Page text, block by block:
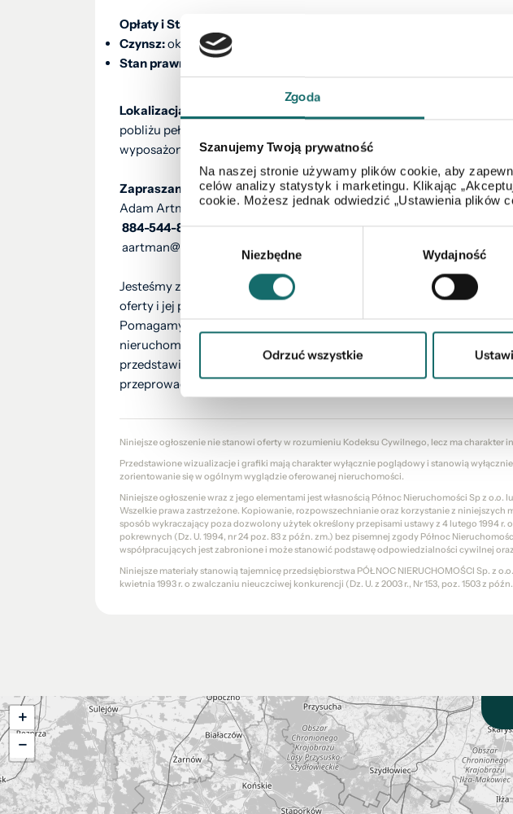
Zgoda
Szanujemy Twoją prywatność
Na naszej stronie używamy plików cookie, aby
celów analizy statystyk i marketingu. Klikając
cookie. Możesz jednak odwiedzić „Ustawienia plików
Wybór
Niezbędne Wydajność
Odrzuć wszystkie
Opłaty i Stan Prawny:
Czynsz:ok. 740 zł ( przy 3 osobach ) (w tym: woda, ogrzewanie,
Stan prawny:
Współwłasność z założoną Księgą Wieczystą –
Lokalizacja:
pobliżu pełna infrastruktura: sklepy, szkoły, przedszkola oraz dużo
wyposażony w domofon .
Zapraszam do kontaktu telefonicznego oraz na prezentację.
Adam Artman – Północ Nieruchomości, Oddział Mielec
884-544-868
aartman@polnoc.pl
Jesteśmy z Państwem na każdym etapie procesu zakupu
oferty i jej prezentacji po finalizację transakcji i przekazanie
Pomagamy we wszelkich formalnościach związanych z uzyskaniem
nieruchomości. Nasz doradca kredytowy bezpłatnie pomoże
przedstawi najkorzystniejszą propozycję spośród ofert wszystkich
przeprowadzi Państwa przez proces realizacji kredytu.
Niniejsze ogłoszenie nie stanowi oferty w rozumieniu Kodeksu Cywilnego, lecz ma charakter
Przedstawione wizualizacje i grafiki mają charakter wyłącznie poglądowy i stanowią
zorientowanie się w ogólnym wyglądzie oferowanej nieruchomości.
Niniejsze ogłoszenie wraz z jego elementami jest własnością Północ Nieruchomości Sp z
Wszelkie prawa zastrzeżone. Kopiowanie, rozpowszechnianie oraz korzystanie z niniejszych
sposób wykraczający poza dozwolony użytek określony przepisami ustawy z 4 lutego 1994 r.
pokrewnych (Dz. U. 1994, nr 24 poz. 83 z późn. zm.) bez pisemnej zgody Północ
współpracujących jest zabronione i może stanowić podstawę odpowiedzialności cywilnej
Niniejsze materiały stanowią tajemnicę przedsiębiorstwa PÓŁNOC NIERUCHOMOŚCI Sp. z
kwietnia 1993 r. o zwalczaniu nieuczciwej konkurencji (Dz. U. z 2003 r., Nr 153, poz. 1503 z
+
−